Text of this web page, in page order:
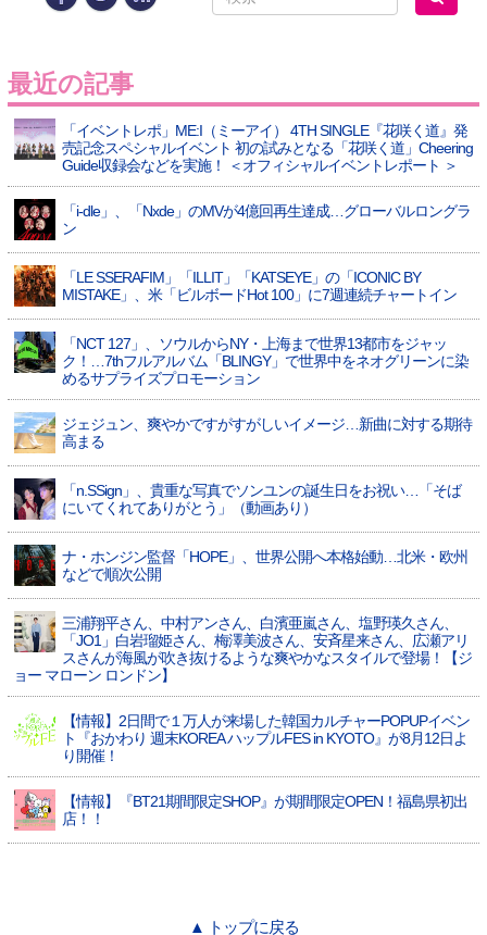
最近の記事
「イベントレポ」ME:I（ミーアイ） 4TH SINGLE『花咲く道』発
売記念スペシャルイベント 初の試みとなる「花咲く道」Cheering
Guide収録会などを実施！ ＜オフィシャルイベントレポート ＞
「i-dle」、「Nxde」のMVが4億回再生達成…グローバルロングラ
ン
「LE SSERAFIM」「ILLIT」「KATSEYE」の「ICONIC BY
MISTAKE」、米「ビルボードHot 100」に7週連続チャートイン
「NCT 127」、ソウルからNY・上海まで世界13都市をジャッ
ク！…7thフルアルバム「BLINGY」で世界中をネオグリーンに染
めるサプライズプロモーション
ジェジュン、爽やかですがすがしいイメージ…新曲に対する期待
高まる
「n.SSign」、貴重な写真でソンユンの誕生日をお祝い…「そば
にいてくれてありがとう」（動画あり）
ナ・ホンジン監督「HOPE」、世界公開へ本格始動…北米・欧州
などで順次公開
三浦翔平さん、中村アンさん、白濱亜嵐さん、塩野瑛久さん、
「JO1」白岩瑠姫さん、梅澤美波さん、安斉星来さん、広瀬アリ
スさんが海風が吹き抜けるような爽やかなスタイルで登場！【ジ
ョー マローン ロンドン】
【情報】2日間で１万人が来場した韓国カルチャーPOPUPイベン
ト『おかわり 週末KOREA ハップルFES in KYOTO』が8月12日よ
り開催！
【情報】『BT21期間限定SHOP』が期間限定OPEN！福島県初出
店！！
▲ トップに戻る